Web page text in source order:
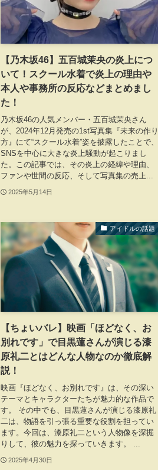
【乃木坂46】五百城茉央の炎上につ
いて！スクール水着で炎上の理由や
本人や事務所の反応などまとめまし
た！
乃木坂46の人気メンバー・五百城茉央さん
が、2024年12月発売の1st写真集『未来の作り
方』にて“スクール水着”姿を披露したことで、
SNSを中心に大きな炎上騒動が起こりまし
た。この記事では、その炎上の経緯や理由、
ファンや世間の反応、そして写真集の売上...
2025年5月14日
アイドルの話題
【ちょいバレ】映画「ほどなく、お
別れです」で目黒蓮さんが演じる漆
原礼二とはどんな人物なのか徹底解
説！
映画『ほどなく、お別れです』は、その深い
テーマとキャラクターたちが魅力的な作品で
す。 その中でも、目黒蓮さんが演じる漆原礼
二は、物語を引っ張る重要な役割を担ってい
ます。今回は、漆原礼二という人物像を深掘
りして、彼の魅力を探っていきます。 ...
2025年4月30日